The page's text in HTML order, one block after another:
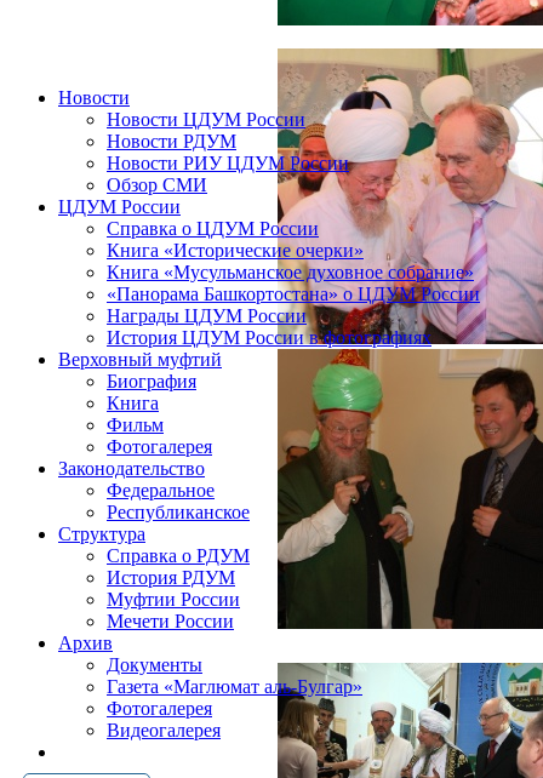
Новости
Новости ЦДУМ России
Новости РДУМ
Новости РИУ ЦДУМ России
Обзор СМИ
ЦДУМ России
Справка о ЦДУМ России
Книга «Исторические очерки»
Книга «Мусульманское духовное собрание»
«Панорама Башкортостана» о ЦДУМ России
Награды ЦДУМ России
История ЦДУМ России в фотографиях
Верховный муфтий
Биография
Книга
Фильм
Фотогалерея
Законодательство
Федеральное
Республиканское
Структура
Справка о РДУМ
История РДУМ
Муфтии России
Мечети России
Архив
Документы
Газета «Маглюмат аль-Булгар»
Фотогалерея
Видеогалерея